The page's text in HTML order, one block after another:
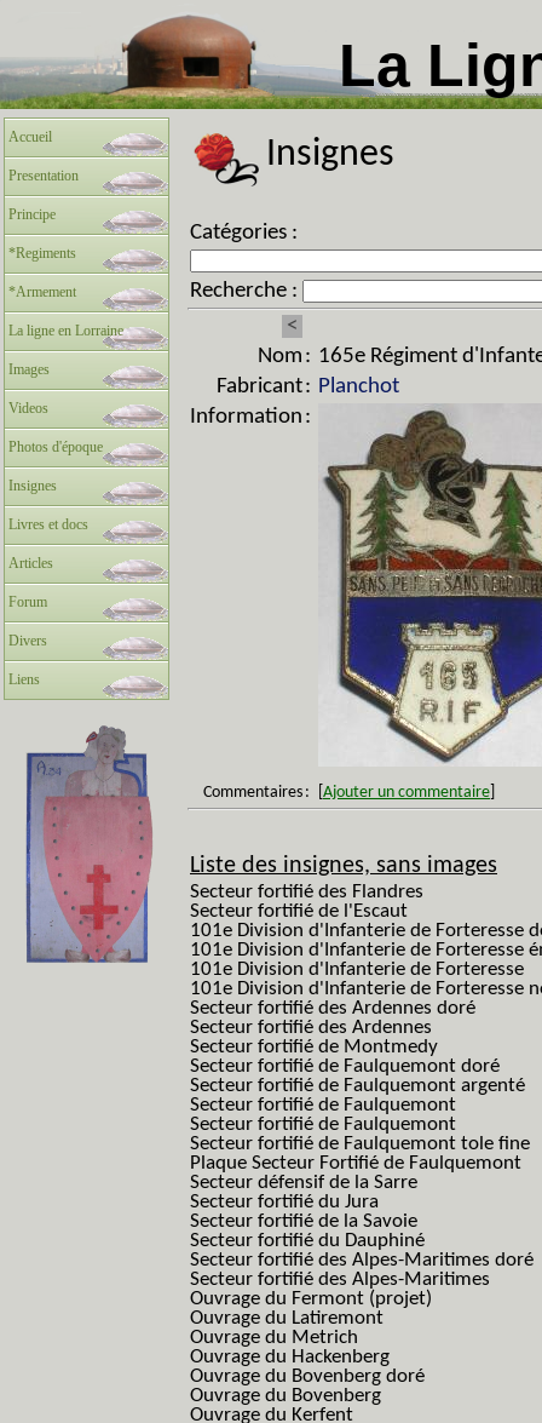
La
Accueil
Presentation
Principe
*Regiments
*Armement
La ligne en Lorraine
Images
Videos
Photos d'époque
Insignes
Livres et docs
Articles
Forum
Divers
Liens
Insignes
Catégories :
Recherche :
<
Nom : 165e Régiment
Fabricant: Planchot
Information :
Commentaires : Ajouter un commentaire
Liste des insignes, sans images
Secteur fortifié des Flandres
Secteur fortifié de l'Escaut
101e Division d'Infanterie de Forteresse
101e Division d'Infanterie de Forteresse
101e Division d'Infanterie de Forteresse
101e Division d'Infanterie de Forteresse
Secteur fortifié des Ardennes doré
Secteur fortifié des Ardennes
Secteur fortifié de Montmedy
Secteur fortifié de Faulquemont doré
Secteur fortifié de Faulquemont argenté
Secteur fortifié de Faulquemont
Secteur fortifié de Faulquemont
Secteur fortifié de Faulquemont tole fine
Plaque Secteur Fortifié de Faulquemont
Secteur défensif de la Sarre
Secteur fortifié du Jura
Secteur fortifié de la Savoie
Secteur fortifié du Dauphiné
Secteur fortifié des Alpes-Maritimes doré
Secteur fortifié des Alpes-Maritimes
Ouvrage du Fermont (projet)
Ouvrage du Latiremont
Ouvrage du Metrich
Ouvrage du Hackenberg
Ouvrage du Bovenberg doré
Ouvrage du Bovenberg
Ouvrage du Kerfent